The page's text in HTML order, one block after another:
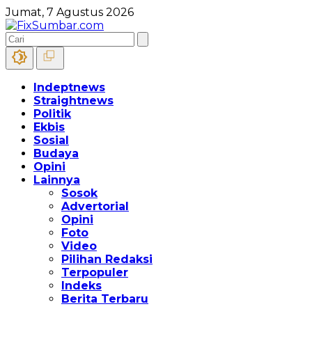
Jumat, 7 Agustus 2026
Indeptnews
Straightnews
Politik
Ekbis
Sosial
Budaya
Opini
Lainnya
Sosok
Advertorial
Opini
Foto
Video
Pilihan Redaksi
Terpopuler
Indeks
Berita Terbaru